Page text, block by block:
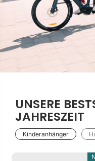
UNSERE
JAHRESZEIT
Kinderanhänger